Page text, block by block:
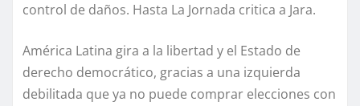
control de daños. Hasta La Jornada critica a Jara.
América Latina gira a la libertad y el Estado de
derecho democrático, gracias a una izquierda
debilitada que ya no puede comprar elecciones con